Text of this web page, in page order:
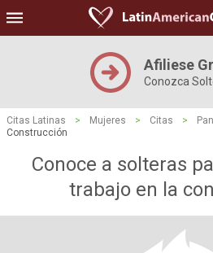
Afiliese
Conozca
Citas Latinas > Mujeres > Citas >
Construcción
Conoce a solteras
trabajo en la